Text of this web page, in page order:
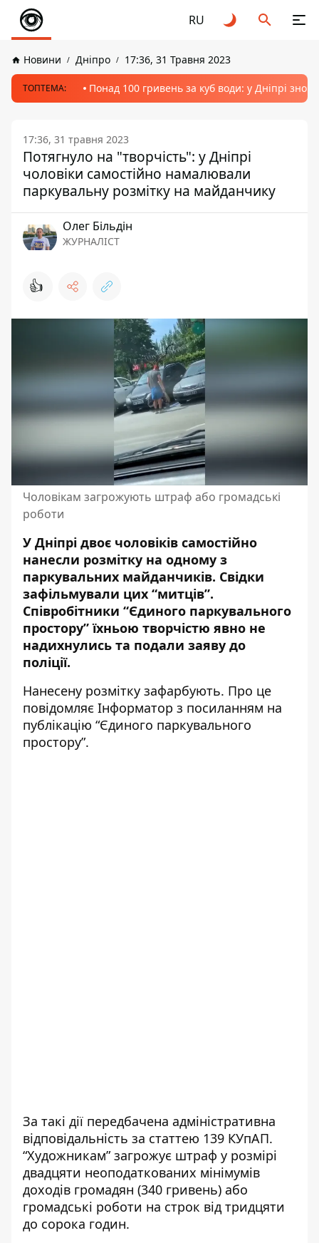
RU
Новини Дніпро 17:36, 31 Травня 2023
ТОПТЕМА: Понад 100 гривень за куб води: у Дніпрі
17:36, 31 травня 2023
Потягнуло на "творчість": у Дніпрі
чоловіки самостійно намалювали
паркувальну розмітку на майданчику
Олег Більдін
ЖУРНАЛІСТ
👍
Чоловікам загрожують штраф або громадські
роботи
У Дніпрі двоє чоловіків самостійно
нанесли розмітку на одному з
паркувальних майданчиків. Свідки
зафільмували цих “митців”.
Співробітники “Єдиного паркувального
простору” їхньою творчістю явно не
надихнулись та подали заяву до
поліції.
Нанесену розмітку зафарбують. Про це
повідомляє Інформатор з посиланням на
публікацію “Єдиного паркувального
простору”.
За такі дії передбачена адміністративна
відповідальність за статтею 139 КУпАП.
“Художникам” загрожує штраф у розмірі
двадцяти неоподаткованих мінімумів
доходів громадян (340 гривень) або
громадські роботи на строк від тридцяти
до сорока годин.